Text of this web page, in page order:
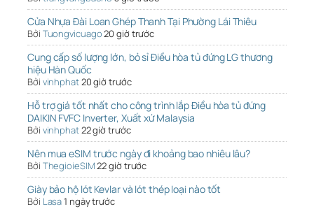
Cửa Nhựa Đài Loan Ghép Thanh Tại Phường Lái Thiêu
Bởi Tuongvicuago20 giờ trước
Cung cấp số lượng lớn, bỏ sỉ Điều hòa tủ đứng LG thương
hiệu Hàn Quốc
Bởi vinhphat20 giờ trước
Hỗ trợ giá tốt nhất cho công trình lắp Điều hòa tủ đứng
DAIKIN FVFC Inverter, Xuất xứ Malaysia
Bởi vinhphat22 giờ trước
Nên mua eSIM trước ngày đi khoảng bao nhiêu lâu?
Bởi ThegioieSIM22 giờ trước
Giày bảo hộ lót Kevlar và lót thép loại nào tốt
Bởi Lasa1 ngày trước